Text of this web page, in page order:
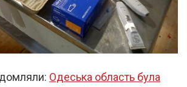
Одеська область була